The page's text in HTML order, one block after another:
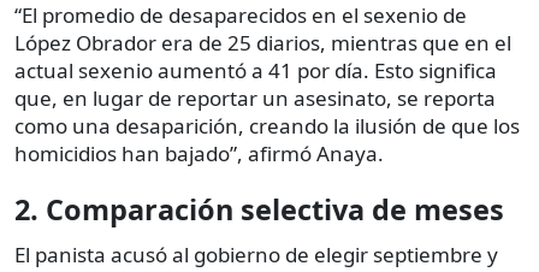
“El promedio de desaparecidos en el sexenio de
López Obrador era de 25 diarios, mientras que en el
actual sexenio aumentó a 41 por día. Esto significa
que, en lugar de reportar un asesinato, se reporta
como una desaparición, creando la ilusión de que los
homicidios han bajado”, afirmó Anaya.
2. Comparación selectiva de meses
El panista acusó al gobierno de elegir septiembre y